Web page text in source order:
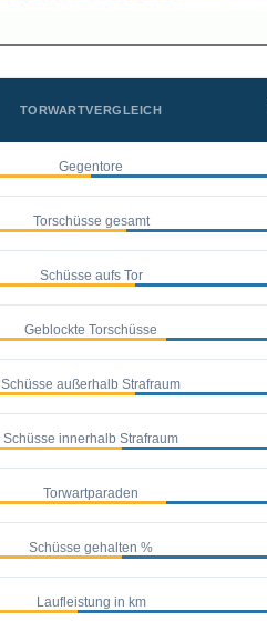
TORWARTVERGLEICH
Gegentore
Torschüsse gesamt
Schüsse aufs Tor
Geblockte Torschüsse
Schüsse außerhalb Strafraum
Schüsse innerhalb Strafraum
Torwartparaden
Schüsse gehalten %
Laufleistung in km